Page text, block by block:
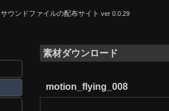
サウンドファイルの配布サイト ver 0.0.29
素材ダウンロード
motion_flying_008